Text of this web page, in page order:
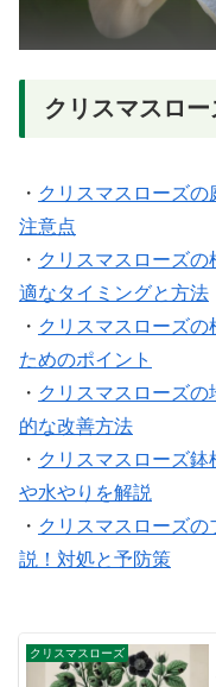
クリスマスロ
・ クリスマスローズ
注意点
・ クリスマスローズ
適なタイミングと方法
・ クリスマスローズ
ためのポイント
・ クリスマスローズ
的な改善方法
・ クリスマスローズ
や水やりを解説
・ クリスマスローズ
説！対処と予防策
クリスマスローズ